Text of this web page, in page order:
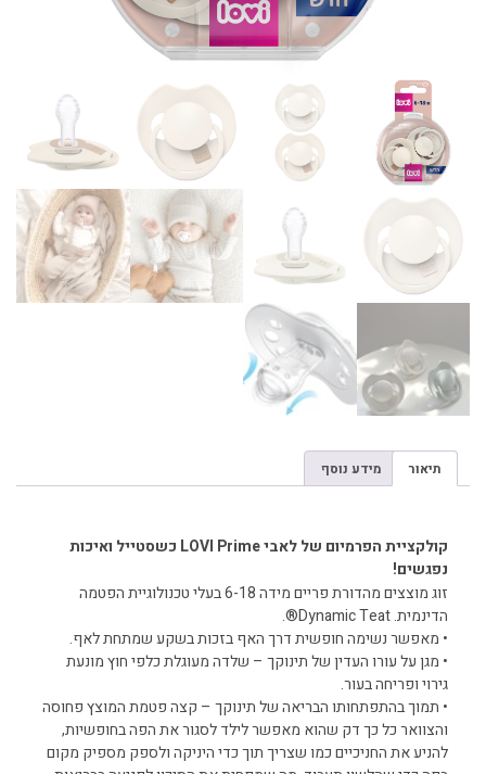
תיאור מידע נוסף
קולקציית הפרמיום של לאבי LOVI Prime כשסטייל ואיכות
נפגשים!
זוג מוצצים מהדורת פריים מידה 6-18 בעלי טכנולוגיית הפטמה
הדינמית. Dynamic Teat®.
• מאפשר נשימה חופשית דרך האף בזכות בשקע שמתחת לאף.
• מגן על עורו העדין של תינוקך – שלדה מעוגלת כלפי חוץ מונעת
גירוי ופריחה בעור.
• תמוך בהתפתחותו הבריאה של תינוקך – קצה פטמת המוצץ פחוסה
והצוואר כל כך דק שהוא מאפשר לילד לסגור את הפה בחופשיות,
להניע את החניכיים כמו שצריך תוך כדי היניקה ולספק מספיק מקום